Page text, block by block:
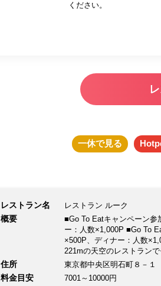
ください。
一休で見る
レストラン名 レストラン ルーク
概要
■Go To Eatキャンペーン参
ー：人数×1,000P ■Go To
×500P、ディナー：人数
221mの天空のレストラン
住所 東京都中央区明石町８－
料金目安 7001～10000円